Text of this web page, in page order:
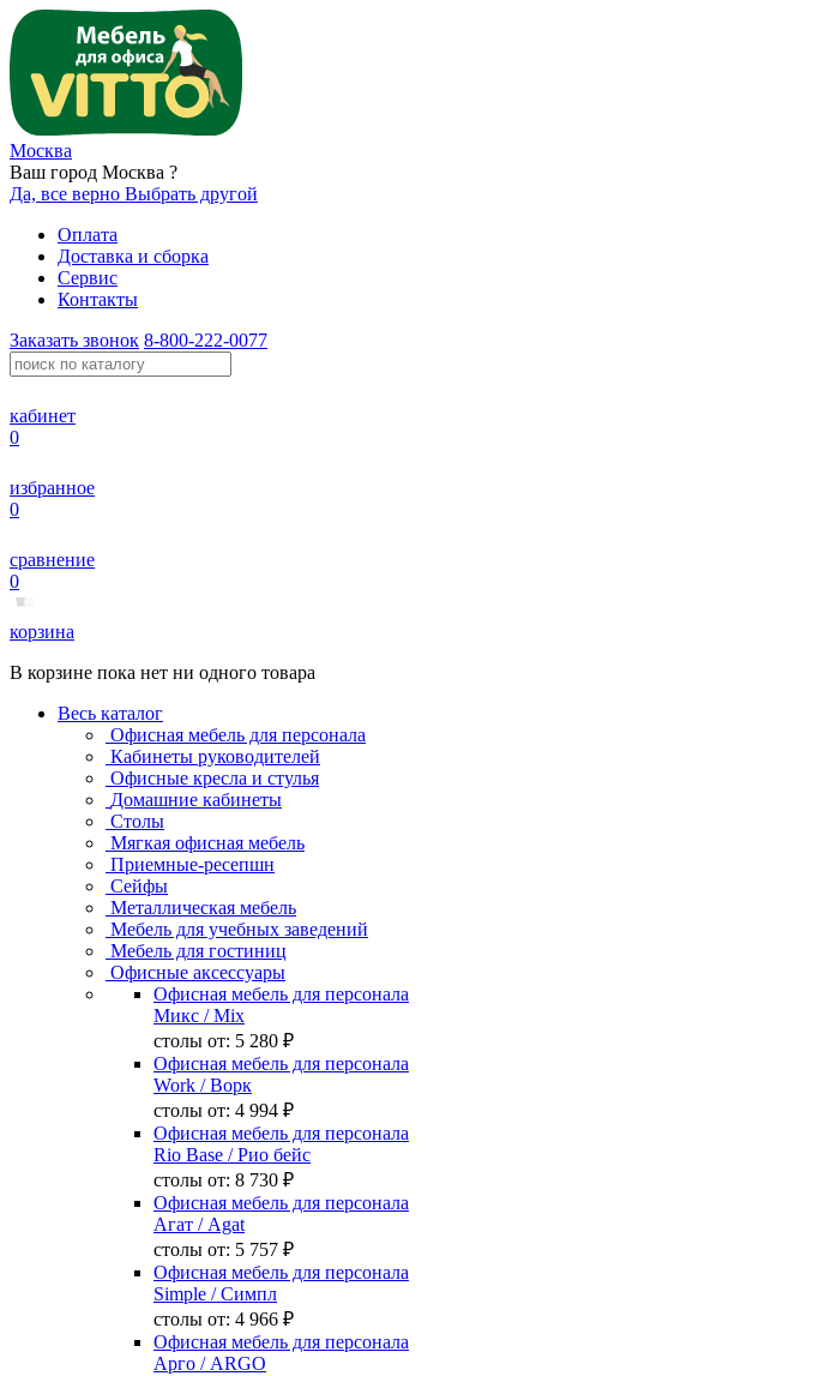
Москва
Ваш город Москва ?
Да, все верно Выбрать другой
Оплата
Доставка и сборка
Сервис
Контакты
Заказать звонок 8-800-222-0077
кабинет
0
избранное
0
сравнение
0
корзина
В корзине пока нет ни одного товара
Весь каталог
Офисная мебель для персонала
Кабинеты руководителей
Офисные кресла и стулья
Домашние кабинеты
Столы
Мягкая офисная мебель
Приемные-ресепшн
Сейфы
Металлическая мебель
Мебель для учебных заведений
Мебель для гостиниц
Офисные аксессуары
Офисная мебель для персонала
Микс / Mix
столы от: 5 280 ₽
Офисная мебель для персонала
Work / Ворк
столы от: 4 994 ₽
Офисная мебель для персонала
Rio Base / Рио бейс
столы от: 8 730 ₽
Офисная мебель для персонала
Агат / Agat
столы от: 5 757 ₽
Офисная мебель для персонала
Simple / Симпл
столы от: 4 966 ₽
Офисная мебель для персонала
Арго / ARGO